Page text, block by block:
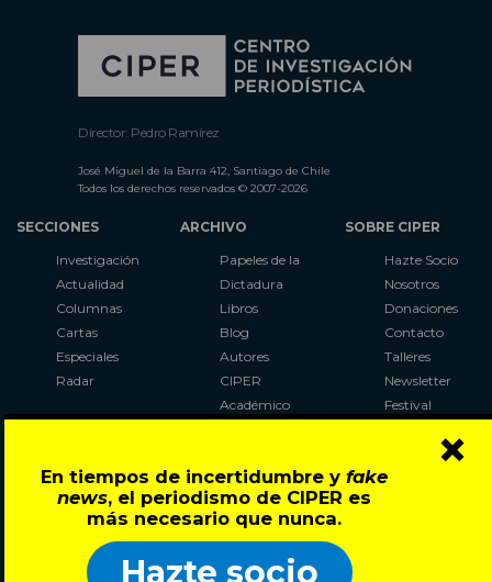
En tiempos de incertidumbre y fake
news, el periodismo de CIPER es
más necesario que nunca.
Hazte socio
×
Director: Pedro Ramírez
José Miguel de la Barra 412, Santiago de Chile
Todos los derechos reservados © 2007-2026
SECCIONES
Investigación
Actualidad
Columnas
Cartas
Especiales
Radar
ARCHIVO
Papeles de la
Dictadura
Libros
Blog
Autores
CIPER
Académico
Al Plebiscito
con CIPER
SOBRE CIPER
Hazte Socio
Nosotros
Donaciones
Contacto
Talleres
Newsletter
Festival